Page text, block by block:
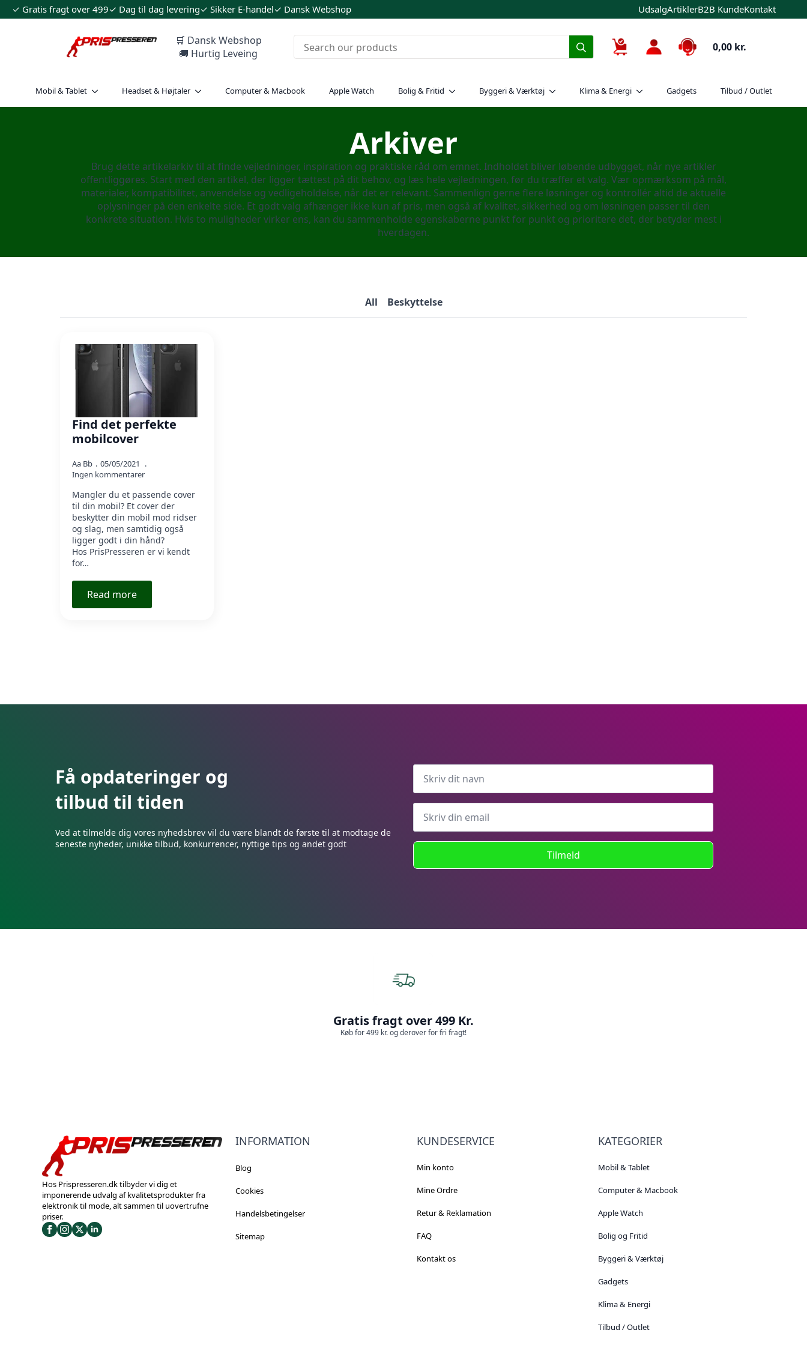
✓ Gratis fragt over 499✓ Dag til dag levering✓ Sikker E-handel✓ Dansk Webshop UdsalgArtiklerB2B KundeKontakt
🛒 Dansk Webshop
🚚 Hurtig Leveing
Search
for:
0,00 kr.
Mobil & Tablet Headset & Højtaler Computer & Macbook Apple Watch Bolig & Fritid Byggeri & Værktøj Klima & Energi Gadgets Tilbud / Outlet
Arkiver
Brug dette artikelarkiv til at finde vejledninger, inspiration og praktiske råd om emnet. Indholdet bliver løbende udbygget, når nye artikler
offentliggøres. Start med den artikel, der ligger tættest på dit behov, og læs hele vejledningen, før du træffer et valg. Vær opmærksom på mål,
materialer, kompatibilitet, anvendelse og vedligeholdelse, når det er relevant. Sammenlign gerne flere løsninger og kontrollér altid de aktuelle
oplysninger på den enkelte side. Et godt valg afhænger ikke kun af pris, men også af kvalitet, sikkerhed og om løsningen passer til den
konkrete situation. Hvis to muligheder virker ens, kan du sammenholde egenskaberne punkt for punkt og prioritere det, der betyder mest i
hverdagen.
All Beskyttelse
Find det perfekte
mobilcover
Aa Bb
05/05/2021
Ingen kommentarer
Mangler du et passende cover
til din mobil? Et cover der
beskytter din mobil mod ridser
og slag, men samtidig også
ligger godt i din hånd?
Hos PrisPresseren er vi kendt
for…
Read more
Få opdateringer og
tilbud til tiden
Ved at tilmelde dig vores nyhedsbrev vil du være blandt de første til at modtage de
seneste nyheder, unikke tilbud, konkurrencer, nyttige tips og andet godt
Tilmeld
Gratis fragt over 499 Kr.
Køb for 499 kr. og derover for fri fragt!
Hos Prispresseren.dk tilbyder vi dig et
imponerende udvalg af kvalitetsprodukter fra
elektronik til mode, alt sammen til uovertrufne
priser.
INFORMATION
Blog
Cookies
Handelsbetingelser
Sitemap
KUNDESERVICE
Min konto
Mine Ordre
Retur & Reklamation
FAQ
Kontakt os
KATEGORIER
Mobil & Tablet
Computer & Macbook
Apple Watch
Bolig og Fritid
Byggeri & Værktøj
Gadgets
Klima & Energi
Tilbud / Outlet